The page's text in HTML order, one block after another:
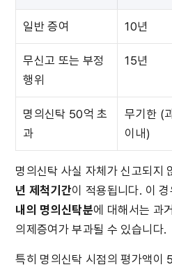
일반 증여 10년
무신고 또는 부정
행위
15년
명의신탁 50억 초
과
무기한 (
이내)
명의신탁 사실 자체가 신고되지
년 제척기간이 적용됩니다. 이
내의 명의신탁분에 대해서는 과
의제증여가 부과될 수 있습니다.
특히 명의신탁 시점의 평가액이